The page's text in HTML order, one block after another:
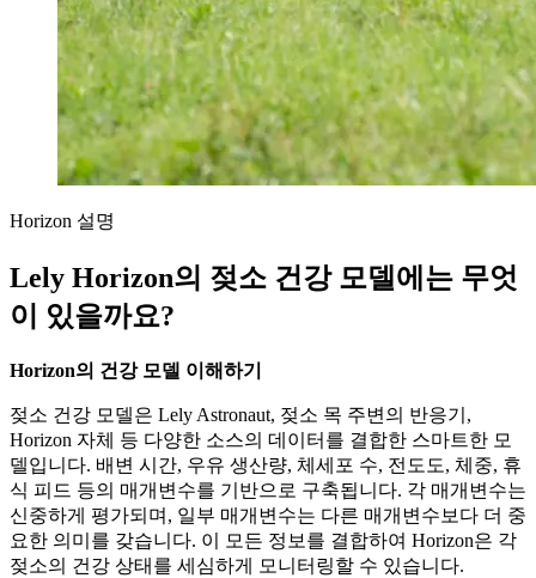
Horizon 설명
Lely Horizon의 젖소 건강 모델에는 무엇
이 있을까요?
Horizon의 건강 모델 이해하기
젖소 건강 모델은 Lely Astronaut, 젖소 목 주변의 반응기,
Horizon 자체 등 다양한 소스의 데이터를 결합한 스마트한 모
델입니다. 배변 시간, 우유 생산량, 체세포 수, 전도도, 체중, 휴
식 피드 등의 매개변수를 기반으로 구축됩니다. 각 매개변수는
신중하게 평가되며, 일부 매개변수는 다른 매개변수보다 더 중
요한 의미를 갖습니다. 이 모든 정보를 결합하여 Horizon은 각
젖소의 건강 상태를 세심하게 모니터링할 수 있습니다.